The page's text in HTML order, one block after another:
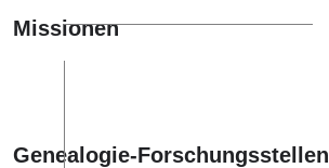
Missionen
Genealogie-Forschungsstellen